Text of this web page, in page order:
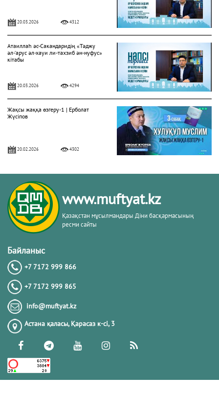
20.03.2026 4312
Атаиллаһ әс-Сакандаридің «Тәджу
әл-‘арус әл-хауи ли-тахзиб ән-нуфус»
кітабы
20.03.2026 4294
Жақсы жаққа өзгеру-1 | Ерболат
Жүсіпов
20.02.2026 4302
Жүрек сырлары 2-дәріс. Тәубе
тақырыбы. Әр-рисала әл-Қушайрия
кітабы негізінде
20.02.2026
20.02.2026
РАМАЗАН – РАХЫМ, КЕШІРІМ ЖӘНЕ
ТОЗАҚТАН ҚҰТЫЛУ АЙЫ
19.02.2026 7505
РАМАЗАН ҚАРСАҢЫНДАҒЫ
www.muftyat.kz
Қазақстан мұсылмандары Діни басқармасының
ресми сайты
Байланыс
+7 7172 999 866
+7 7172 999 865
info@muftyat.kz
Астана қаласы, Қарасаз к-сi, 3